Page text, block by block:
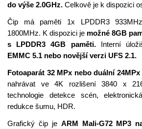
do výše 2.0GHz.Celkově je k dispozici
Čip má paměti 1x LPDDR3
1800MHz. K dispozici je možné 8GB
s LPDDR3 4GB paměti.Interní
EMMC 5.1 nebo novější verzi UFS 2.1.
Fotoaparát 32 MPx nebo duální 24MPx
nahrávat ve 4K rozlišení 3840 x
technologie detekce scén,
redukce šumu, HDR.
Grafický čip je ARM Mali-G72 MP3